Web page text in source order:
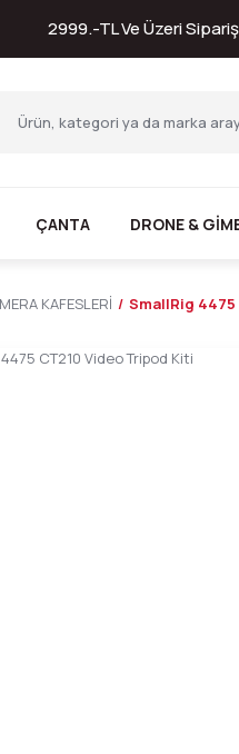
2999.-TL Ve Üzeri
ÇANTA DRONE &
KAFESLERİ SmallRig